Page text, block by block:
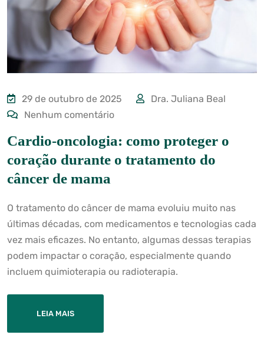
29 de outubro de 2025
Dra. Juliana Beal
Nenhum comentário
Cardio-oncologia: como proteger o
coração durante o tratamento do
câncer de mama
O tratamento do câncer de mama evoluiu muito nas
últimas décadas, com medicamentos e tecnologias cada
vez mais eficazes. No entanto, algumas dessas terapias
podem impactar o coração, especialmente quando
incluem quimioterapia ou radioterapia.
LEIA MAIS